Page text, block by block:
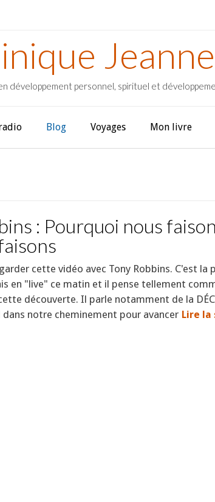
développement personnel, spirituel et
Blog Voyages Mon livre
: Pourquoi nous
cette vidéo avec Tony Robbins. C'est la
en "live" ce matin et il pense tellement
découverte. Il parle notamment de la
notre cheminement pour avancer Lire la